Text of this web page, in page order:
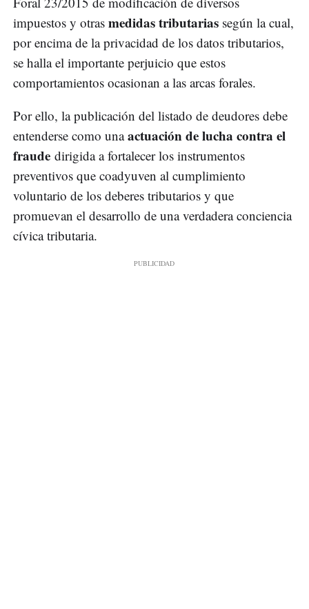
impuestos y otras medidas tributarias según la cual,
por encima de la privacidad de los datos tributarios,
se halla el importante perjuicio que estos
comportamientos ocasionan a las arcas forales.
Por ello, la publicación del listado de deudores debe
entenderse como unaactuación de lucha contra el
fraude dirigida a fortalecer los instrumentos
preventivos que coadyuven al cumplimiento
voluntario de los deberes tributarios y que
promuevan el desarrollo de una verdadera conciencia
cívica tributaria.